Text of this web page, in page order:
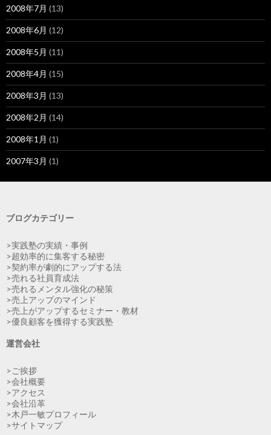
2008年7月 (13)
2008年6月 (12)
2008年5月 (11)
2008年4月 (15)
2008年3月 (13)
2008年2月 (14)
2008年1月 (1)
2007年3月 (1)
ブログカテゴリー
>実践塾の実績・事例
>超効率的に集客する秘密
>契約率が劇的にアップする法
>売れる社員育成法
>売れるメンタル強化の秘策
>売上アップのマインド
>売上がアップするセミナー・教材
>優良顧客を獲得する実践塾
運営会社
>ご挨拶
>会社概要
>アクセス
>会社沿革
>木戸一敏プロフィール
>サイトマップ